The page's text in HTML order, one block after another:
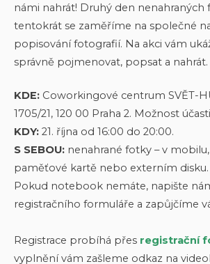
námi nahrát! Druhý den nenahraných
tentokrát se zaměříme na společné
popisování fotografií. Na akci vám
správně pojmenovat, popsat a nahrát.
KDE: Coworkingové centrum SVĚT-
1705/21, 120 00 Praha 2. Možnost
KDY: 21. října od 16:00 do 20:00.
S SEBOU: nenahrané fotky – v
paměťové kartě nebo externím
Pokud notebook nemáte, napište
registračního formuláře a zapůjčíme
Registrace probíhá přes registrační
vyplnění vám zašleme odkaz na